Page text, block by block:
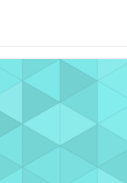
педагогики и образования